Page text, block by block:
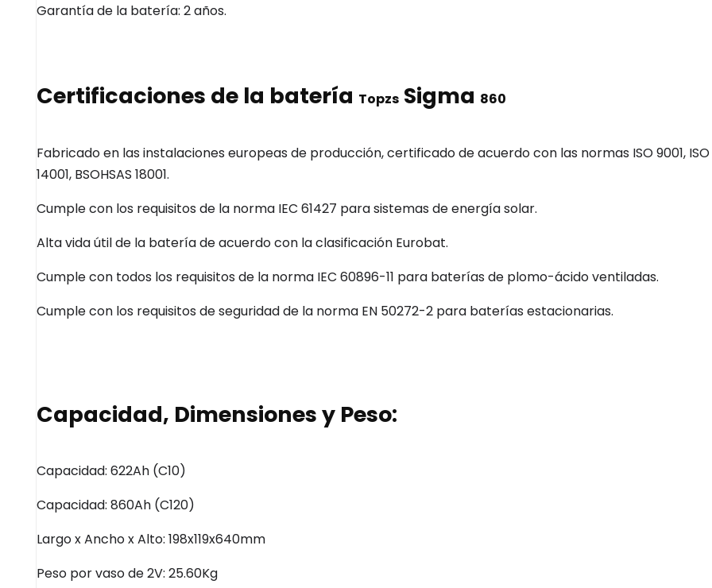
Garantía de la batería: 2 años.
Certificaciones de la batería Topzs Sigma 860
Fabricado en las instalaciones europeas de producción, certificado de acuerdo con las normas ISO 9001, ISO
14001, BSOHSAS 18001.
Cumple con los requisitos de la norma IEC 61427 para sistemas de energía solar.
Alta vida útil de la batería de acuerdo con la clasificación Eurobat.
Cumple con todos los requisitos de la norma IEC 60896-11 para baterías de plomo-ácidoventiladas.
Cumple con los requisitos de seguridad de la norma EN 50272-2 para baterías estacionarias.
Capacidad, Dimensiones y Peso:
Capacidad: 622Ah (C10)
Capacidad: 860Ah (C120)
Largo x Ancho x Alto: 198x119x640mm
Peso por vaso de2V: 25.60Kg